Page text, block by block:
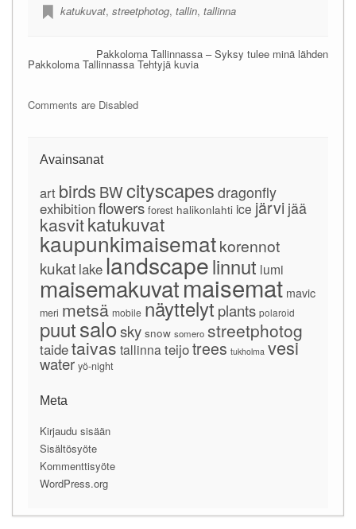
katukuvat, streetphotog, tallin, tallinna
Pakkoloma Tallinnassa – Syksy tulee minä lähden
Pakkoloma Tallinnassa Tehtyjä kuvia
Comments are Disabled
Avainsanat
art birds BWcityscapes dragonfly
exhibitionflowers forest halikonlahti ice järvi jää
kasvitkatukuvat
kaupunkimaisematkorennot
kukat lake landscapelinnut lumi
maisemakuvatmaisemat mavic
meri metsä mobile näyttelyt plants polaroid
puutsalosky snow somero streetphotog
taidetaivas tallinna teijotrees tukholma vesi
water yö-night
Meta
Kirjaudu sisään
Sisältösyöte
Kommenttisyöte
WordPress.org